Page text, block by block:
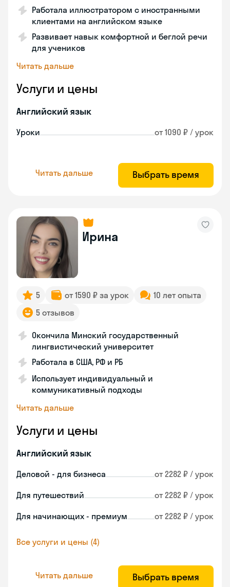
Работала иллюстратором с иностранными
клиентами на английском языке
Развивает навык комфортной и беглой речи
для учеников
Читать дальше
Услуги и цены
Английский язык
Уроки от 1090 ₽ / урок
Читать дальше Выбрать время
Ирина
5 от 1590 ₽ за урок
10 лет опыта
5 отзывов
Окончила Минский государственный
лингвистический университет
Работала в США, РФ и РБ
Использует индивидуальный и
коммуникативный подходы
Читать дальше
Услуги и цены
Английский язык
Деловой - для бизнеса от 2282 ₽ / урок
Для путешествий от 2282 ₽ / урок
Для начинающих - премиум от 2282 ₽ / урок
Все услуги и цены (4)
Читать дальше Выбрать время